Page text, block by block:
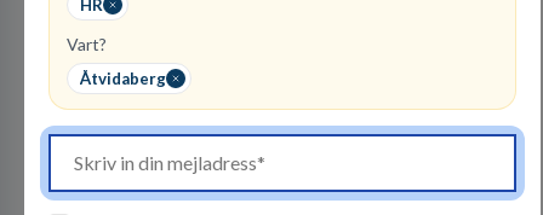
HR
Vart?
Åtvidaberg
102
Ett uppdrag att göra hela Sverige tryggt och
säkert. Ett Sverige som ska vara tryggare
kollegor gör vi det möjligt.
Besök profil